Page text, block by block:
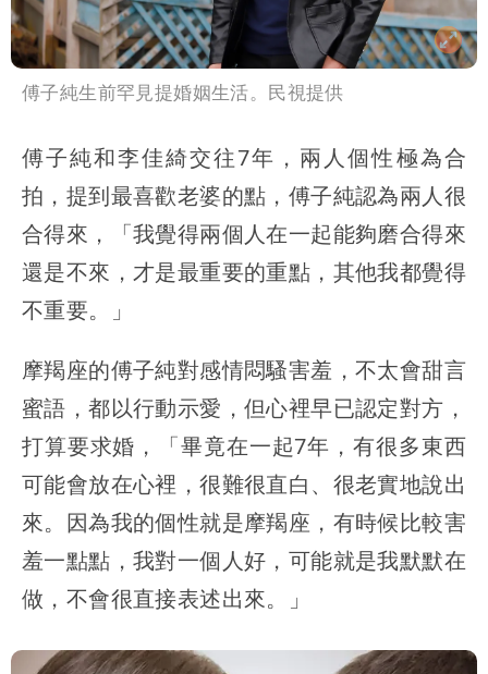
傅子純生前罕見提婚姻生活。民視提供
傅子純和李佳綺交往7年，兩人個性極為合
拍，提到最喜歡老婆的點，傅子純認為兩人很
合得來，「我覺得兩個人在一起能夠磨合得來
還是不來，才是最重要的重點，其他我都覺得
不重要。」
摩羯座的傅子純對感情悶騷害羞，不太會甜言
蜜語，都以行動示愛，但心裡早已認定對方，
打算要求婚，「畢竟在一起7年，有很多東西
可能會放在心裡，很難很直白、很老實地說出
來。因為我的個性就是摩羯座，有時候比較害
羞一點點，我對一個人好，可能就是我默默在
做，不會很直接表述出來。」